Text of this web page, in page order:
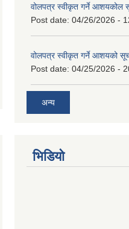
वोलपत्र स्वीकृत गर्ने आशयकोल
Post date: 04/26/2026 -
वोलपत्र स्वीकृत गर्ने आशयको
Post date: 04/25/2026 -
अन्य
भिडियो